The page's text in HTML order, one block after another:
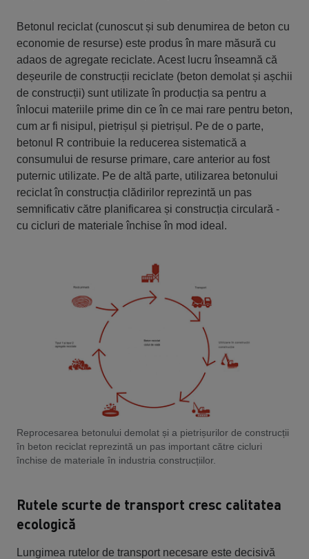
Betonul reciclat (cunoscut și sub denumirea de beton cu
economie de resurse) este produs în mare măsură cu
adaos de agregate reciclate. Acest lucru înseamnă că
deșeurile de construcții reciclate (beton demolat și așchii
de construcții) sunt utilizate în producția sa pentru a
înlocui materiile prime din ce în ce mai rare pentru beton,
cum ar fi nisipul, pietrișul și pietrișul. Pe de o parte,
betonul R contribuie la reducerea sistematică a
consumului de resurse primare, care anterior au fost
puternic utilizate. Pe de altă parte, utilizarea betonului
reciclat în construcția clădirilor reprezintă un pas
semnificativ către planificarea și construcția circulară -
cu cicluri de materiale închise în mod ideal.
Reprocesarea betonului demolat și a pietrișurilor de construcții
în beton reciclat reprezintă un pas important către cicluri
închise de materiale în industria construcțiilor.
Rutele scurte de transport cresc calitatea
ecologică
Lungimea rutelor de transport necesare este decisivă